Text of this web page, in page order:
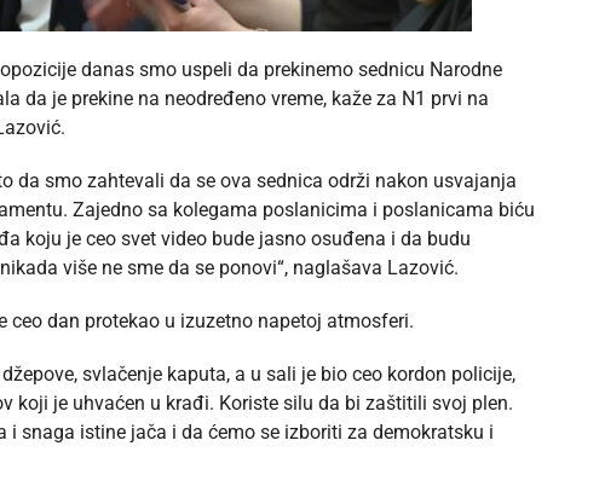
danas smo uspeli da prekinemo sednicu Narodne
da je prekine na neodređeno vreme, kaže za N1 prvi na
da smo zahtevali da se ova sednica održi nakon usvajanja
Zajedno sa kolegama poslanicima i poslanicama biću
koju je ceo svet video bude jasno osuđena i da budu
više ne sme da se ponovi“, naglašava Lazović.
ceo dan protekao u izuzetno napetoj atmosferi.
svlačenje kaputa, a u sali je bio ceo kordon policije,
koji je uhvaćen u krađi. Koriste silu da bi zaštitili svoj plen.
snaga istine jača i da ćemo se izboriti za demokratsku i